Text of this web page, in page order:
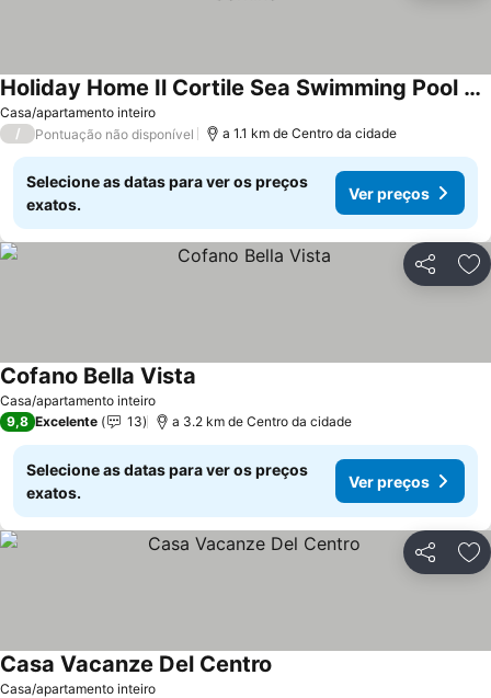
Casa/apartamento inteiro
Holiday Home Il Cortile Sea Swimming Pool Custonaci Cornino
Ver preços
/ Pontuação não disponível a 1.1 km de Centro da cidade
Selecione as datas para ver os preços
exatos.
Ver preços
Partilhar
Casa/apartamento inteiro
Cofano Bella Vista
9,8 Excelente 13 a 3.2 km de Centro da cidade
Selecione as datas para ver os preços
exatos.
Ver preços
Partilhar
Casa/apartamento inteiro
Casa Vacanze Del Centro